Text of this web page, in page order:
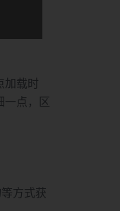
加载时
一点，区
方式获